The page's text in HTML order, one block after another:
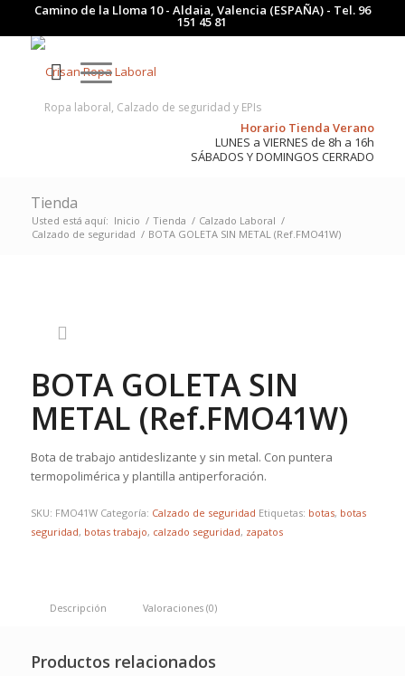
Camino de la Lloma 10 - Aldaia, Valencia (ESPAÑA) - Tel. 96
151 45 81
Ropa laboral, Calzado de seguridad y EPIs
Horario Tienda Verano
LUNES a VIERNES de 8h a 16h
SÁBADOS Y DOMINGOS CERRADO
Tienda
Usted está aquí: Inicio / Tienda / Calzado Laboral /
Calzado de seguridad / BOTA GOLETA SIN METAL (Ref.FMO41W)
BOTA GOLETA SIN
METAL (Ref.FMO41W)
Bota de trabajo antideslizante y sin metal. Con puntera
termopolimérica y plantilla antiperforación.
SKU: FMO41W Categoría: Calzado de seguridad Etiquetas: botas, botas
seguridad, botas trabajo, calzado seguridad, zapatos
Descripción Valoraciones (0)
Productos relacionados